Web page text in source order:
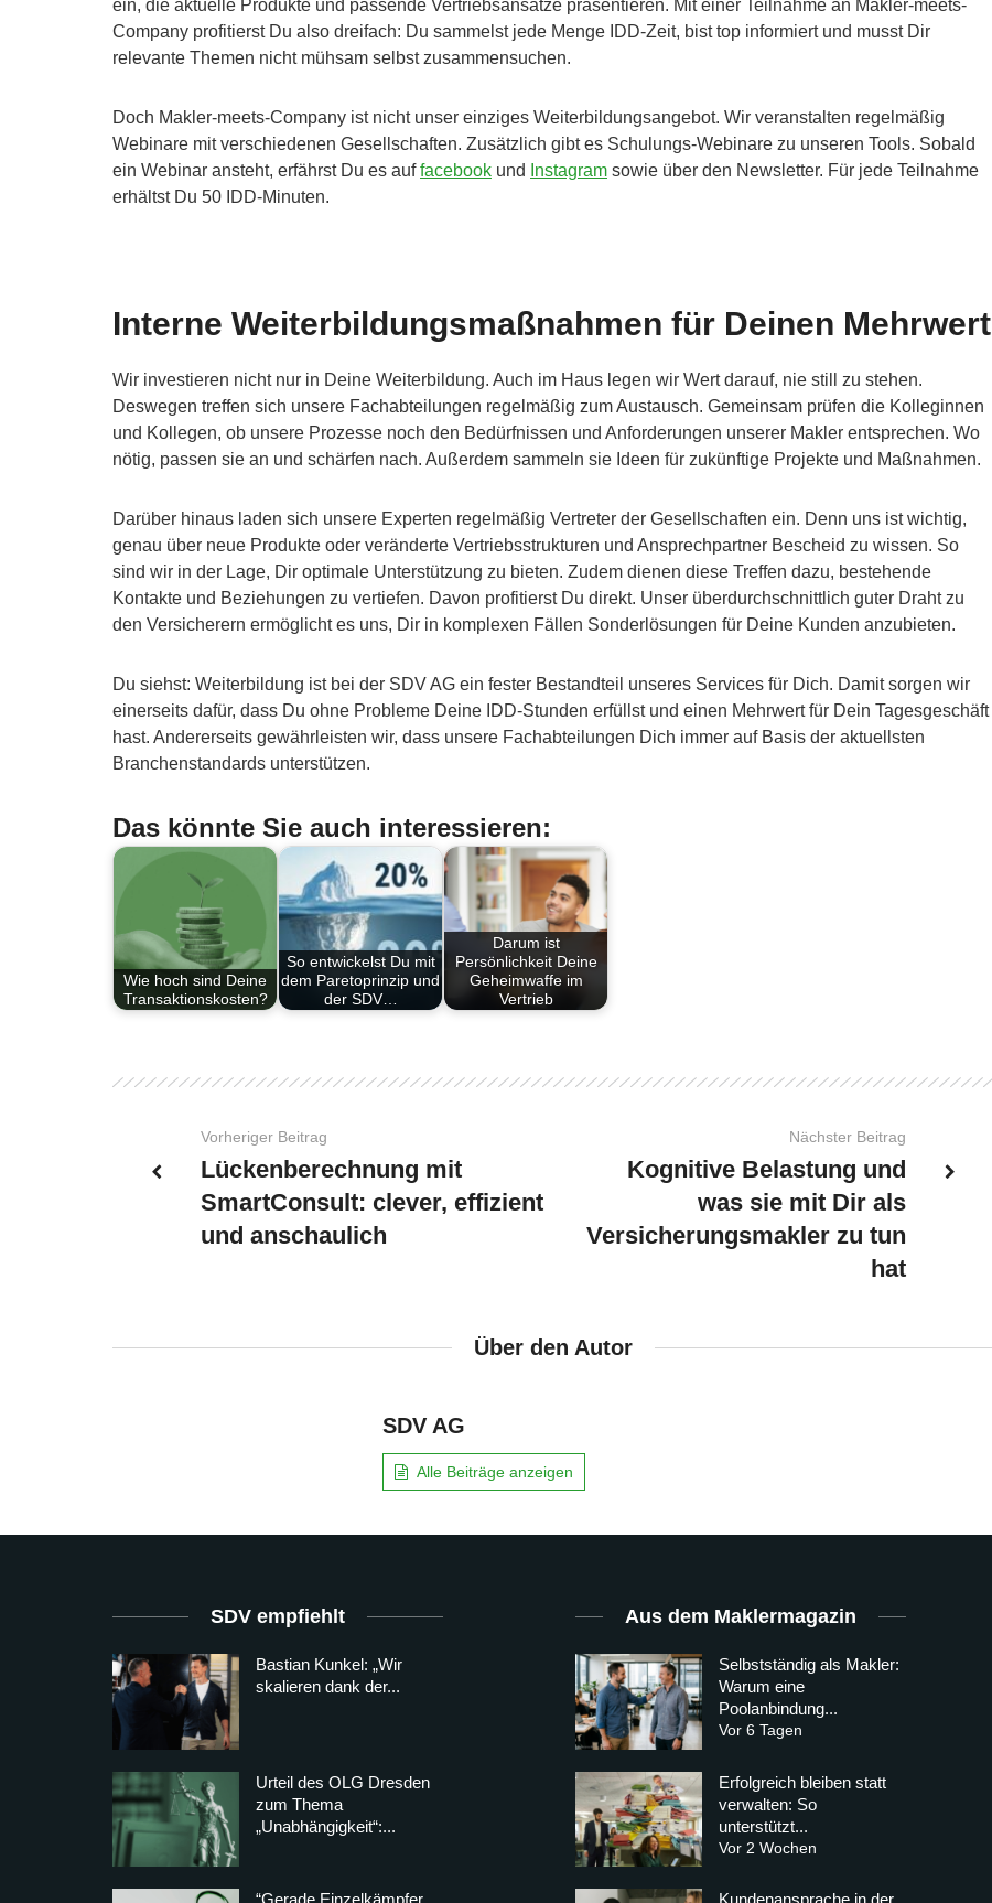
ein, die aktuelle Produkte und passende Vertriebsansätze präsentieren. Mit einer Teilnahme an Makler-meets-
Company profitierst Du also dreifach: Du sammelst jede Menge IDD-Zeit, bist top informiert und musst Dir
relevante Themen nicht mühsam selbst zusammensuchen.
Doch Makler-meets-Company ist nicht unser einziges Weiterbildungsangebot. Wir veranstalten regelmäßig
Webinare mit verschiedenen Gesellschaften. Zusätzlich gibt es Schulungs-Webinare zu unseren Tools. Sobald
ein Webinar ansteht, erfährst Du es auffacebook und Instagram sowie über den Newsletter. Für jede Teilnahme
erhältst Du 50 IDD-Minuten.
Interne Weiterbildungsmaßnahmen für Deinen Mehrwert
Wir investieren nicht nur in Deine Weiterbildung. Auch im Haus legen wir Wert darauf, nie still zu stehen.
Deswegen treffen sich unsere Fachabteilungen regelmäßig zum Austausch. Gemeinsam prüfen die Kolleginnen
und Kollegen, ob unsere Prozesse noch den Bedürfnissen und Anforderungen unserer Makler entsprechen. Wo
nötig, passen sie an und schärfen nach. Außerdem sammeln sie Ideen für zukünftige Projekte und Maßnahmen.
Darüber hinaus laden sich unsere Experten regelmäßig Vertreter der Gesellschaften ein. Denn uns ist wichtig,
genau über neue Produkte oder veränderte Vertriebsstrukturen und Ansprechpartner Bescheid zu wissen. So
sind wir in der Lage, Dir optimale Unterstützung zu bieten. Zudem dienen diese Treffen dazu, bestehende
Kontakte und Beziehungen zu vertiefen. Davon profitierst Du direkt. Unser überdurchschnittlich guter Draht zu
den Versicherern ermöglicht es uns, Dir in komplexen Fällen Sonderlösungen für Deine Kunden anzubieten.
Du siehst: Weiterbildung ist bei der SDV AG ein fester Bestandteil unseres Services für Dich. Damit sorgen wir
einerseits dafür, dass Du ohne Probleme Deine IDD-Stunden erfüllst und einen Mehrwert für Dein Tagesgeschäft
hast. Andererseits gewährleisten wir, dass unsere Fachabteilungen Dich immer auf Basis der aktuellsten
Branchenstandards unterstützen.
Das könnte Sie auch interessieren:
Wie hoch sind Deine
Transaktionskosten?
So entwickelst Du mit
dem Paretoprinzip und
der SDV…
Darum ist
Persönlichkeit Deine
Geheimwaffe im
Vertrieb
Vorheriger Beitrag
Lückenberechnung mit
SmartConsult: clever, effizient
und anschaulich
Nächster Beitrag
Kognitive Belastung und
was sie mit Dir als
Versicherungsmakler zu tun
hat
Über den Autor
SDV AG
Alle Beiträge anzeigen
SDV empfiehlt
Bastian Kunkel: „Wir
skalieren dank der...
Urteil des OLG Dresden
zum Thema
„Unabhängigkeit“:...
“Gerade Einzelkämpfer
Aus dem Maklermagazin
Selbstständig als Makler:
Warum eine
Poolanbindung...
Vor 6 Tagen
Erfolgreich bleiben statt
verwalten: So
unterstützt...
Vor 2 Wochen
Kundenansprache in der